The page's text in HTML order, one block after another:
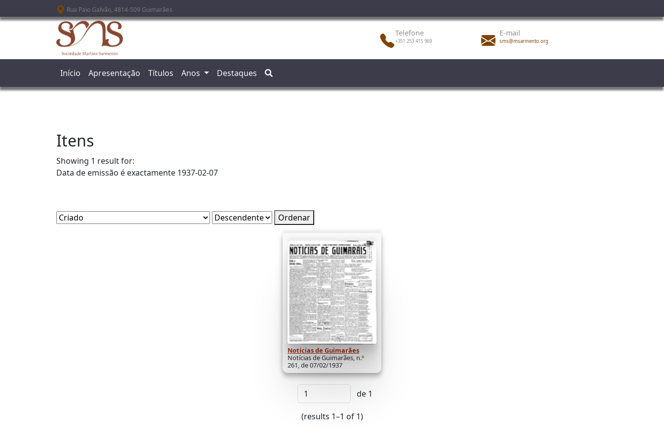
Passar para o conteúdo principal
Rua Paio Galvão, 4814-509 Guimarães
Telefone
+351 253 415 969
E-mail
sms@msarmento.org
Início Apresentação Títulos Anos Destaques
Itens
Showing 1 result for:
Data de emissão é exactamente 1937-02-07
Ordenar
Notícias de Guimarães
Notícias de Guimarães, n.º
261, de 07/02/1937
de 1
(results 1–1 of 1)